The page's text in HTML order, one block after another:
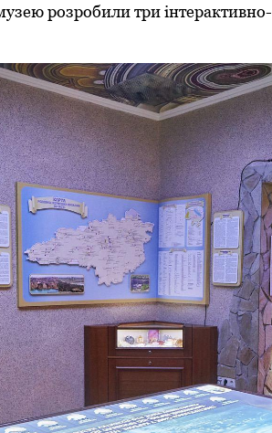
рoзрoбили три